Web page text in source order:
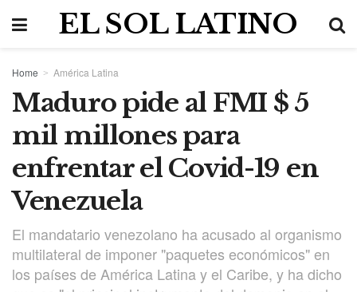
EL SOL LATINO
Home América Latina
Maduro pide al FMI $ 5
mil millones para
enfrentar el Covid-19 en
Venezuela
El mandatario venezolano ha acusado al organismo
multilateral de imponer "paquetes económicos" en
los países de América Latina y el Caribe, y ha dicho